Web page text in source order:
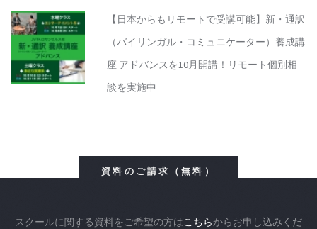
【日本からもリモートで受講可能】新・通訳
（バイリンガル・コミュニケーター）養成講
座 アドバンスを10月開講！リモート個別相
談を実施中
資料のご請求（無料）
スクールに関する資料をご希望の方はこちらからお申し込みくだ